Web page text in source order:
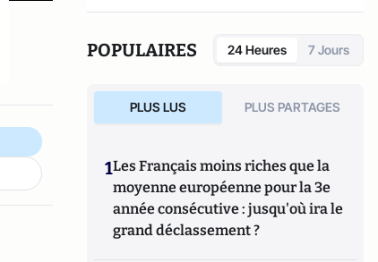
POPULAIRES 24 Heures 7 Jours
PLUS LUS PLUS PARTAGES
1Les Français moins riches que la
moyenne européenne pour la 3e
année consécutive : jusqu'où ira le
grand déclassement ?